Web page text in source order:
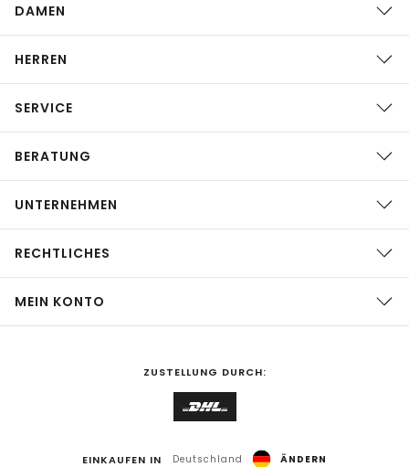
DAMEN
HERREN
SERVICE
BERATUNG
UNTERNEHMEN
RECHTLICHES
MEIN KONTO
ZUSTELLUNG DURCH:
EINKAUFEN IN Deutschland ÄNDERN